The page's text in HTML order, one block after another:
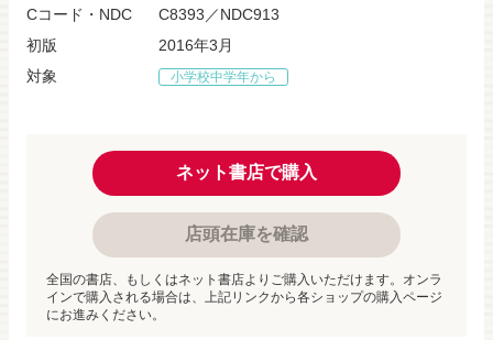
Cコード・NDC
C8393／NDC913
初版
2016年3月
対象
小学校中学年から
ネット書店で購入
店頭在庫を確認
全国の書店、もしくはネット書店よりご購入いただけます。オンラ
インで購入される場合は、上記リンクから各ショップの購入ページ
にお進みください。